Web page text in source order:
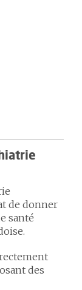
de donner
santé
des